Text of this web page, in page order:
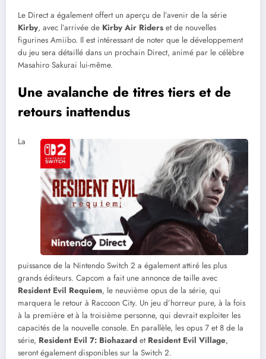
Le Direct a également offert un aperçu de l’avenir de la série
Kirby, avec l’arrivée de Kirby Air Riders et de nouvelles
figurines Amiibo. Il est intéressant de noter que le développement
du jeu sera détaillé dans un prochain Direct, animé par le célèbre
Masahiro Sakurai lui-même.
Une avalanche de titres tiers et de
retours inattendus
La
puissance de la Nintendo Switch 2 a également attiré les plus
grands éditeurs. Capcom a fait une annonce de taille avec
Resident Evil Requiem, le neuvième opus de la série, qui
marquera le retour à Raccoon City. Un jeu d’horreur pure, à la fois
à la première et à la troisième personne, qui devrait exploiter les
capacités de la nouvelle console. En parallèle, les opus 7 et 8 de la
série, Resident Evil 7: Biohazard et Resident Evil Village,
seront également disponibles sur la Switch 2.